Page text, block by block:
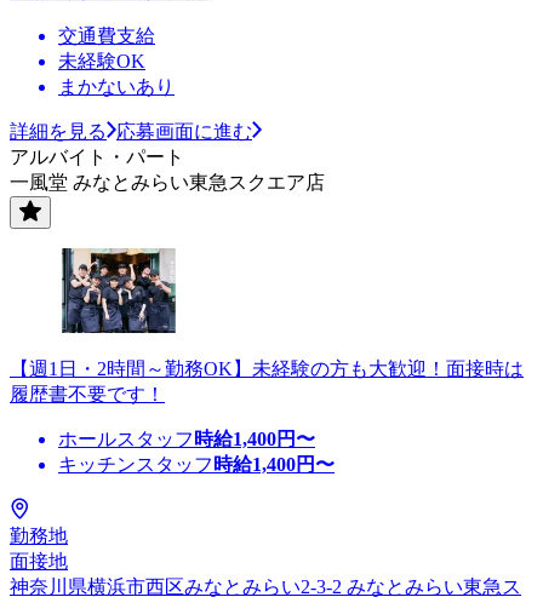
交通費支給
未経験OK
まかないあり
詳細を見る
応募画面に進む
アルバイト・パート
一風堂 みなとみらい東急スクエア店
【週1日・2時間～勤務OK】未経験の方も大歓迎！面接時は
履歴書不要です！
ホールスタッフ 時給1,400円〜
キッチンスタッフ 時給1,400円〜
勤務地
面接地
神奈川県横浜市西区みなとみらい2-3-2 みなとみらい東急ス